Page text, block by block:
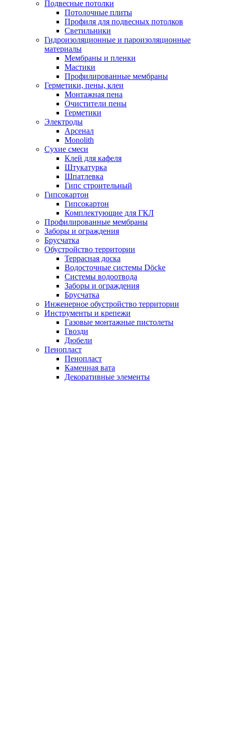
Подвесные потолки
Потолочные плиты
Профиля для подвесных потолков
Светильники
Гидроизоляционные и пароизоляционные
материалы
Мембраны и пленки
Мастики
Профилированные мембраны
Герметики, пены, клеи
Монтажная пена
Очистители пены
Герметики
Электроды
Арсенал
Monolith
Сухие смеси
Клей для кафеля
Штукатурка
Шпатлевка
Гипс строительный
Гипсокартон
Гипсокартон
Комплектующие для ГКЛ
Профилированные мембраны
Заборы и ограждения
Брусчатка
Обустройство территории
Террасная доска
Водосточные системы Döcke
Системы водоотвода
Заборы и ограждения
Брусчатка
Инженерное обустройство территории
Инструменты и крепежи
Газовые монтажные пистолеты
Гвозди
Дюбели
Пенопласт
Пенопласт
Каменная вата
Декоративные элементы